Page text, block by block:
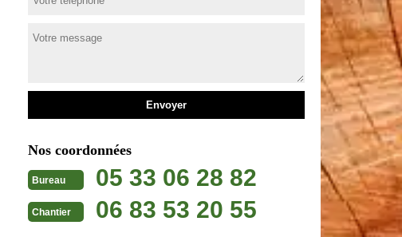
Nos coordonnées
Bureau 05 33 06 28 82
Chantier 06 83 53 20 55